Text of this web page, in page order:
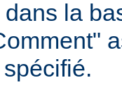
la